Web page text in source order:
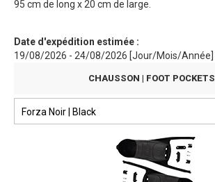
95 cm de long x 20 cm de large.
Date d'expédition estimée :
19/08/2026 - 24/08/2026 [Jour/Mois/Année]
CHAUSSON | FOOT POCKETS